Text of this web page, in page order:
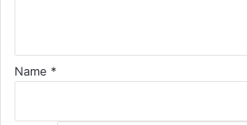
Name *